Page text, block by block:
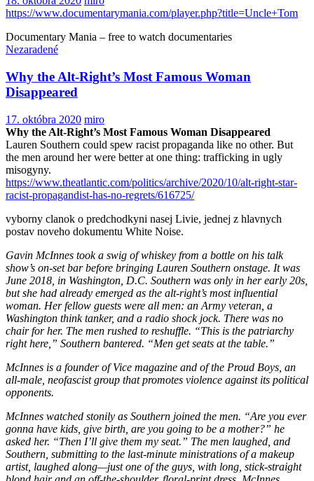
https://www.documentarymania.com/player.php?title=Uncle+Tom
Documentary Mania – free to watch documentaries
Nezaradené
Why the Alt-Right’s Most Famous Woman
Disappeared
17. októbra 2020 miro
Why the Alt-Right’s Most Famous Woman Disappeared
Lauren Southern could spew racist propaganda like no other. But
the men around her were better at one thing: trafficking in ugly
misogyny.
https://www.theatlantic.com/politics/archive/2020/10/alt-right-star-
racist-propagandist-has-no-regrets/616725/
vyborny clanok o predchodkyni nasej Livie, jednej z hlavnych
postav noveho dokumentu White Noise.
Gavin McInnes took a swig of whiskey from a bottle on his talk
show’s on-set bar before bringing Lauren Southern onstage. It was
June 2018, in Washington, D.C. Southern was only in her early 20s,
but she had already emerged as the alt-right’s most influential
woman. Her fellow guests were all men: an Army veteran, a
Washington think tanker, and a radio shock jock. There was no
chair for her. The men rushed to reshuffle. “This is the patriarchy
right here,” Southern bantered. “Men get seats at the table.”
McInnes is a founder of Vice magazine and of the Proud Boys, an
all-male, neofascist group that promotes violence against its political
opponents.
McInnes watched stonily as Southern joined the men. “Are you ever
gonna have kids, give birth, are you going to be a mother?” he
asked her. “Then I’ll give them my seat.” The men laughed, and
Southern, submitting to the last-minute ministrations of a makeup
artist, laughed along—just one of the guys, with long, stick-straight